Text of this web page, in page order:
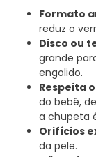
Formato
reduz o
Disco ou
grande
engolido.
Respeita
do bebê,
a chupeta
Orifícios
da pele.